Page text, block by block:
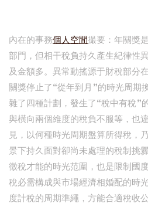
內在的事務個人空間撮要：年關獎
部門，但相干稅負持久產生紀律性
及金額多。異常動搖源于財稅部分
關獎停止了“從年到月”的時光周期
雜了四種計劃，發生了“稅中有稅”
與橫向兩個維度的稅負不服等，也
見，以何種時光周期盤算所得稅，
景下持久面對卻尚未處理的稅制挑
徵稅才能的時光范圍，也是限制國
稅必需構成與市場經濟相婚配的時
度計稅的周期準繩，方能合適稅收